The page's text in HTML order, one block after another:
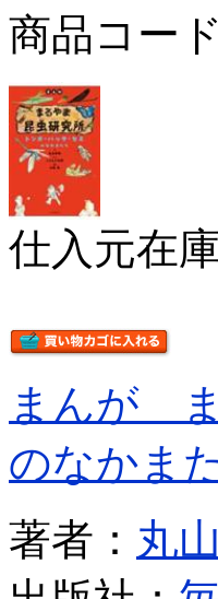
商品コー
仕入元在
まんが
のなかま
著者： 丸